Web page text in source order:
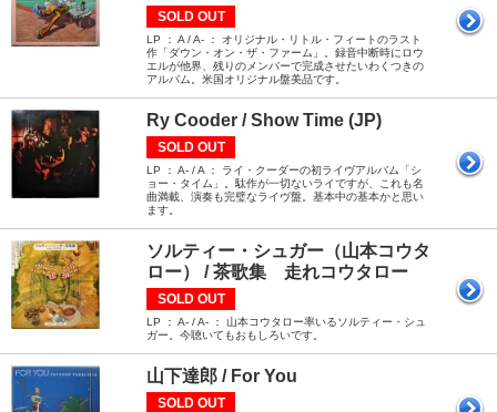
SOLD OUT
LP ： A / A- ： オリジナル・リトル・フィートのラスト
作「ダウン・オン・ザ・ファーム」。録音中断時にロウ
エルが他界、残りのメンバーで完成させたいわくつきの
アルバム。米国オリジナル盤美品です。
Ry Cooder / Show Time (JP)
SOLD OUT
LP ： A- / A ： ライ・クーダーの初ライヴアルバム「シ
ョー・タイム」。駄作が一切ないライですが、これも名
曲満載、演奏も完璧なライヴ盤。基本中の基本かと思い
ます。
ソルティー・シュガー（山本コウタ
ロー） / 茶歌集 走れコウタロー
SOLD OUT
LP ： A- / A- ： 山本コウタロー率いるソルティー・シュ
ガー。今聴いてもおもしろいです。
山下達郎 / For You
SOLD OUT